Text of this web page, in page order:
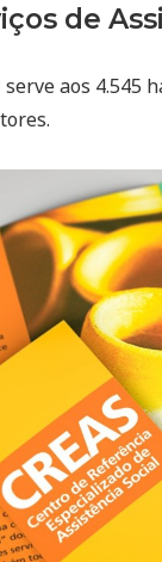
de
serve aos 4.545